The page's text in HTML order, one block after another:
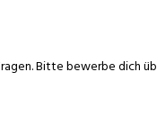
Bitte bewerbe dich